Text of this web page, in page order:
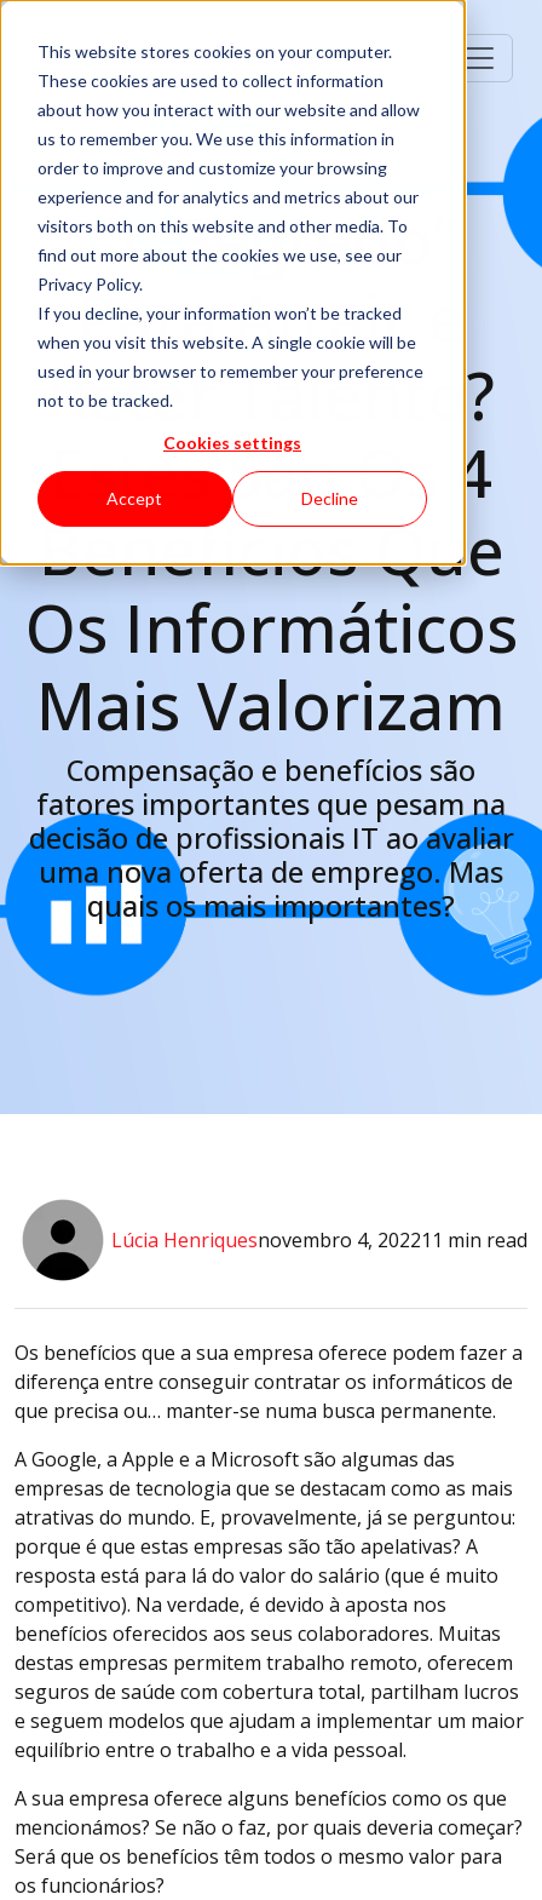
This website stores cookies on your computer.
These cookies are used to collect information
about how you interact with our website and allow
us to remember you. We use this information in
order to improve and customize your browsing
experience and for analytics and metrics about our
visitors both on this website and other media. To
find out more about the cookies we use, see our
Privacy Policy.
If you decline, your information won’t be tracked
when you visit this website. A single cookie will be
used in your browser to remember your preference
not to be tracked.
Cookies settings
Accept Decline
O “Segredo”
Para Atrair e
Reter Talento?
Estes São Os 4
Benefícios Que
Os Informáticos
Mais Valorizam
Compensação e benefícios são
fatores importantes que pesam na
decisão de profissionais IT ao avaliar
uma nova oferta de emprego. Mas
quais os mais importantes?
Lúcia Henriquesnovembro 4, 202211 min read
Os benefícios que a sua empresa oferece podem fazer a
diferença entre conseguir contratar os informáticos de
que precisa ou… manter-se numa busca permanente.
A Google, a Apple e a Microsoft são algumas das
empresas de tecnologia que se destacam como as mais
atrativas do mundo. E, provavelmente, já se perguntou:
porque é que estas empresas são tão apelativas? A
resposta está para lá do valor do salário (que é muito
competitivo). Na verdade, é devido à aposta nos
benefícios oferecidos aos seus colaboradores. Muitas
destas empresas permitem trabalho remoto, oferecem
seguros de saúde com cobertura total, partilham lucros
e seguem modelos que ajudam a implementar um maior
equilíbrio entre o trabalho e a vida pessoal.
A sua empresa oferece alguns benefícios como os que
mencionámos? Se não o faz, por quais deveria começar?
Será que os benefícios têm todos o mesmo valor para
os funcionários?